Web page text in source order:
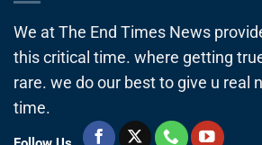
We at The End Times News
this critical time. where getting
rare. we do our best to give u real
time.